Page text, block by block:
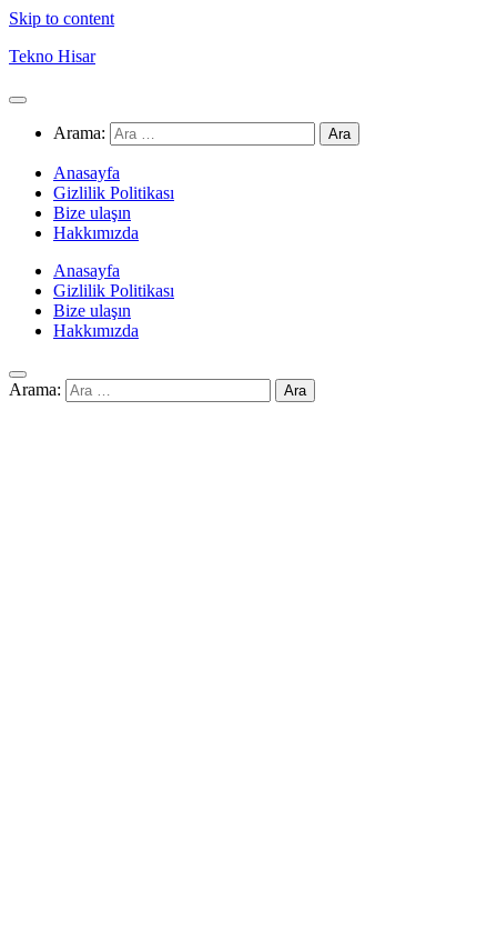
Skip to content
Tekno Hisar
Arama:
Anasayfa
Gizlilik Politikası
Bize ulaşın
Hakkımızda
Anasayfa
Gizlilik Politikası
Bize ulaşın
Hakkımızda
Arama: